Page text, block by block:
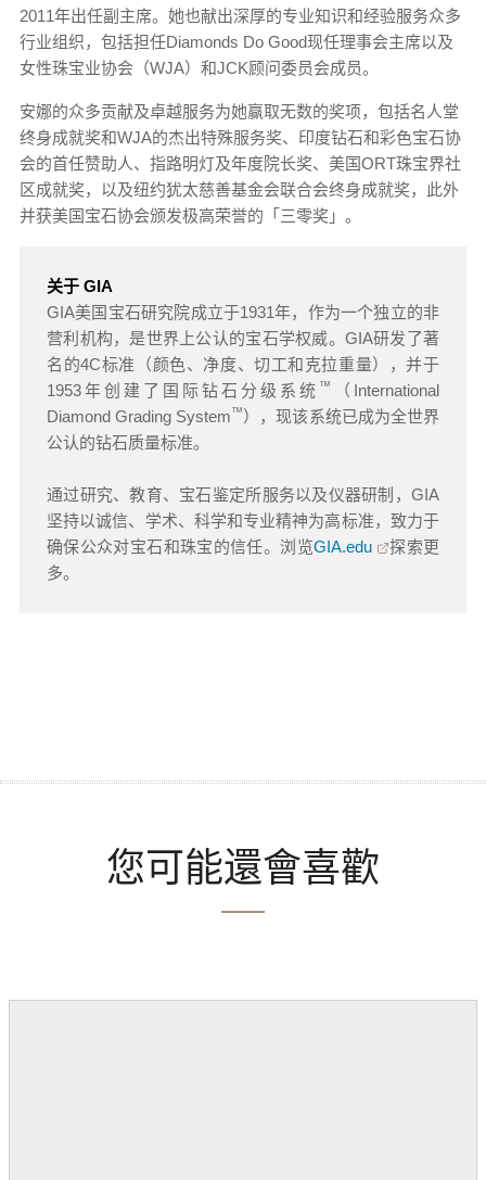
2011年出任副主席。她也献出深厚的专业知识和经验服务众多
行业组织，包括担任Diamonds Do Good现任理事会主席以及
女性珠宝业协会（WJA）和JCK顾问委员会成员。
安娜的众多贡献及卓越服务为她赢取无数的奖项，包括名人堂
终身成就奖和WJA的杰出特殊服务奖、印度钻石和彩色宝石协
会的首任赞助人、指路明灯及年度院长奖、美国ORT珠宝界社
区成就奖，以及纽约犹太慈善基金会联合会终身成就奖，此外
并获美国宝石协会颁发极高荣誉的「三零奖」。
关于 GIA
GIA美国宝石研究院成立于1931年，作为一个独立的非
营利机构，是世界上公认的宝石学权威。GIA研发了著
名的4C标准（颜色、净度、切工和克拉重量），并于
1953年创建了国际钻石分级系统 ™
（International
Diamond Grading System™），现该系统已成为全世界
公认的钻石质量标准。
通过研究、教育、宝石鉴定所服务以及仪器研制，GIA
坚持以诚信、学术、科学和专业精神为高标准，致力于
确保公众对宝石和珠宝的信任。浏览GIA.edu
探索更
多。
您可能還會喜歡